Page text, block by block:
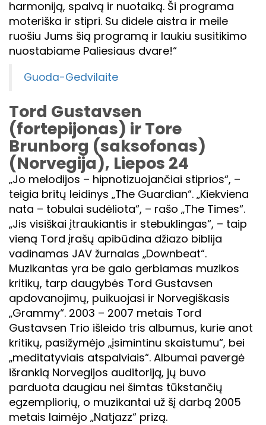
harmoniją, spalvą ir nuotaiką. Ši programa
moteriška ir stipri. Su didele aistra ir meile
ruošiu Jums šią programą ir laukiu susitikimo
nuostabiame Paliesiaus dvare!“
Guoda-Gedvilaite
Tord Gustavsen
(fortepijonas) ir Tore
Brunborg (saksofonas)
(Norvegija), Liepos 24
„Jo melodijos – hipnotizuojančiai stiprios“, –
teigia britų leidinys „The Guardian“. „Kiekviena
nata – tobulai sudėliota“, – rašo „The Times“.
„Jis visiškai įtraukiantis ir stebuklingas“, – taip
vieną Tord įrašų apibūdina džiazo biblija
vadinamas JAV žurnalas „Downbeat“.
Muzikantas yra be galo gerbiamas muzikos
kritikų, tarp daugybės Tord Gustavsen
apdovanojimų, puikuojasi ir Norvegiškasis
„Grammy“. 2003 – 2007 metais Tord
Gustavsen Trio išleido tris albumus, kurie anot
kritikų, pasižymėjo „įsimintinu skaistumu“, bei
„meditatyviais atspalviais“. Albumai pavergė
išrankią Norvegijos auditoriją, jų buvo
parduota daugiau nei šimtas tūkstančių
egzempliorių, o muzikantai už šį darbą 2005
metais laimėjo „Natjazz“ prizą.